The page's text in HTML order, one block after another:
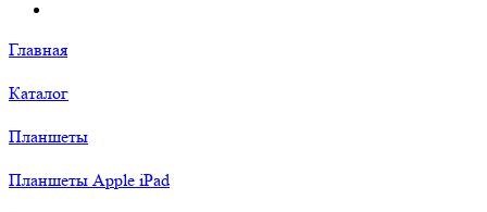
Главная
Каталог
Планшеты
Планшеты Apple iPad